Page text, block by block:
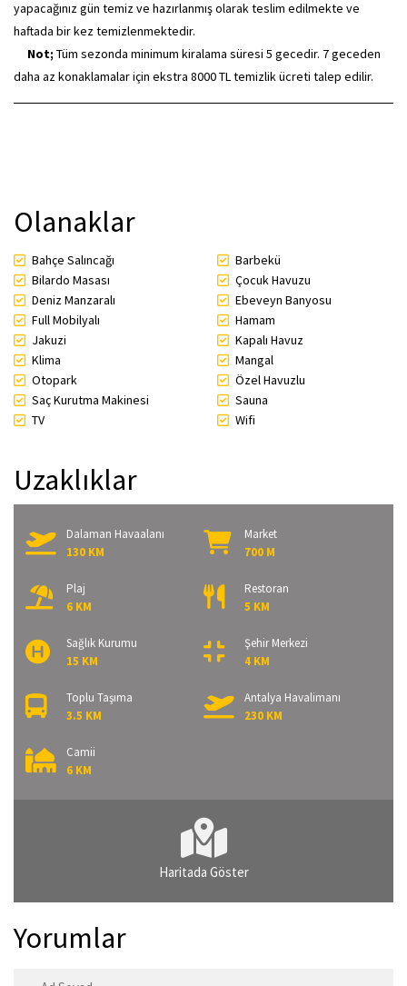
yapacağınız gün temiz ve hazırlanmış olarak teslim edilmekte ve
haftada bir kez temizlenmektedir.
Not; Tüm sezonda minimum kiralama süresi 5 gecedir. 7 geceden
daha az konaklamalar için ekstra 8000 TL temizlik ücreti talep edilir.
Olanaklar
Bahçe Salıncağı
Barbekü
Bilardo Masası
Çocuk Havuzu
Deniz Manzaralı
Ebeveyn Banyosu
Full Mobilyalı
Hamam
Jakuzi
Kapalı Havuz
Klima
Mangal
Otopark
Özel Havuzlu
Saç Kurutma Makinesi
Sauna
TV
Wifi
Uzaklıklar
Dalaman Havaalanı
130 KM
Market
700 M
Plaj
6 KM
Restoran
5 KM
Sağlık Kurumu
15 KM
Şehir Merkezi
4 KM
Toplu Taşıma
3.5 KM
Antalya Havalimanı
230 KM
Camii
6 KM
Haritada Göster
Yorumlar